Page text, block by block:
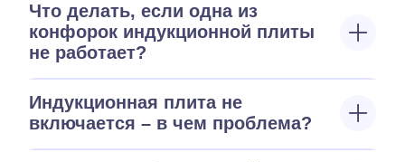
Что делать, если одна из
конфорок индукционной плиты
не работает?
Индукционная плита не
включается – в чем проблема?